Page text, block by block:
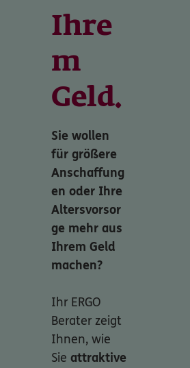
Ihre
m
Geld.
Sie wollen
für größere
Anschaffung
en oder Ihre
Altersvorsor
ge mehr aus
Ihrem Geld
machen?
Ihr ERGO
Berater zeigt
Ihnen, wie
Sie attraktive